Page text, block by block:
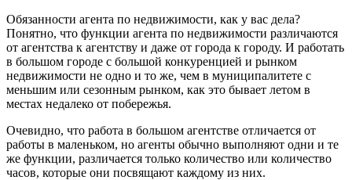
Обязанности агента по недвижимости, как у вас дела?
Понятно, что функции агента по недвижимости различаются
от агентства к агентству и даже от города к городу. И работать
в большом городе с большой конкуренцией и рынком
недвижимости не одно и то же, чем в муниципалитете с
меньшим или сезонным рынком, как это бывает летом в
местах недалеко от побережья.
Очевидно, что работа в большом агентстве отличается от
работы в маленьком, но агенты обычно выполняют одни и те
же функции, различается только количество или количество
часов, которые они посвящают каждому из них.